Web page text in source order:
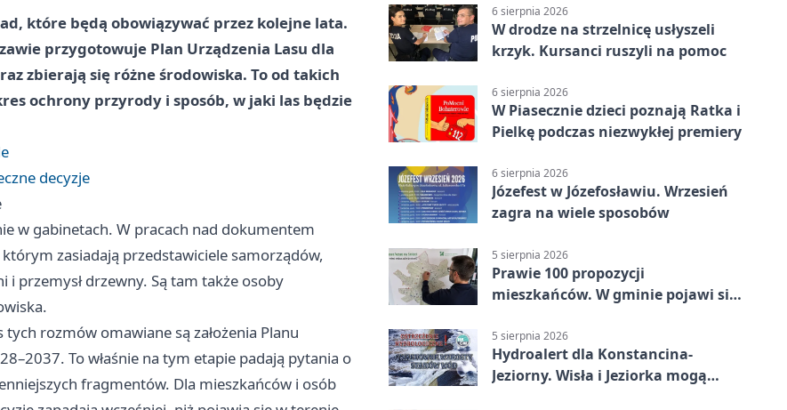
które będą obowiązywać przez kolejne lata.
przygotowuje Plan Urządzenia Lasu dla
zbierają się różne środowiska. To od takich
ochrony przyrody i sposób, w jaki las będzie
decyzje
w gabinetach. W pracach nad dokumentem
zasiadają przedstawiciele samorządów,
i przemysł drzewny. Są tam także osoby
rozmów omawiane są założenia Planu
To właśnie na tym etapie padają pytania o
fragmentów. Dla mieszkańców i osób
6 sierpnia 2026
W drodze na strzelnicę usłyszeli
krzyk. Kursanci ruszyli na pomoc
6 sierpnia 2026
W Piasecznie dzieci poznają Ratka i
Pielkę podczas niezwykłej premiery
6 sierpnia 2026
Józefest w Józefosławiu. Wrzesień
zagra na wiele sposobów
5 sierpnia 2026
Prawie 100 propozycji
mieszkańców. W gminie pojawi się
5 sierpnia 2026
Hydroalert dla Konstancina-
Jeziorny. Wisła i Jeziorka mogą